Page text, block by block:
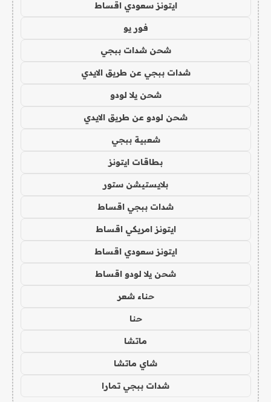
ايتونز سعودي اقساط
فور يو
شحن شدات ببجي
شدات ببجي عن طريق الايدي
شحن يلا لودو
شحن لودو عن طريق الايدي
شعبية ببجي
بطاقات ايتونز
بلايستيشن ستور
شدات ببجي اقساط
ايتونز امريكي اقساط
ايتونز سعودي اقساط
شحن يلا لودو اقساط
حناء شعر
حنا
ماتشا
شاي ماتشا
شدات ببجي تمارا